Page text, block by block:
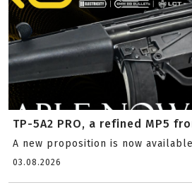
TP-5A2 PRO, a refined MP5
A new proposition is now
03.08.2026